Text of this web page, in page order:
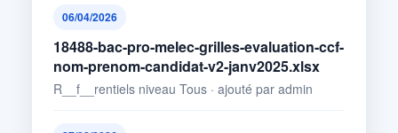
06/04/2026
18488-bac-pro-melec-grilles-evaluation-ccf-
nom-prenom-candidat-v2-janv2025.xlsx
R__f__rentiels niveau Tous · ajouté par admin